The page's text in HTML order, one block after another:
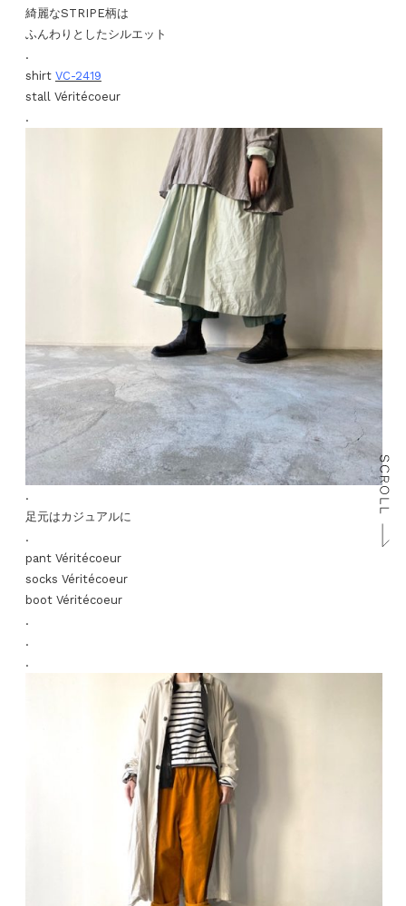
綺麗なSTRIPE柄は
ふんわりとしたシルエット
.
shirt VC-2419
stall Véritécoeur
.
.
足元はカジュアルに
.
pant Véritécoeur
socks Véritécoeur
boot Véritécoeur
.
.
.